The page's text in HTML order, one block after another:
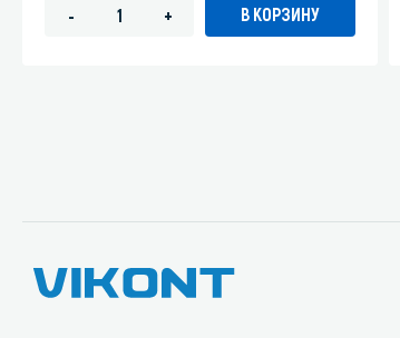
- + В КОРЗИНУ